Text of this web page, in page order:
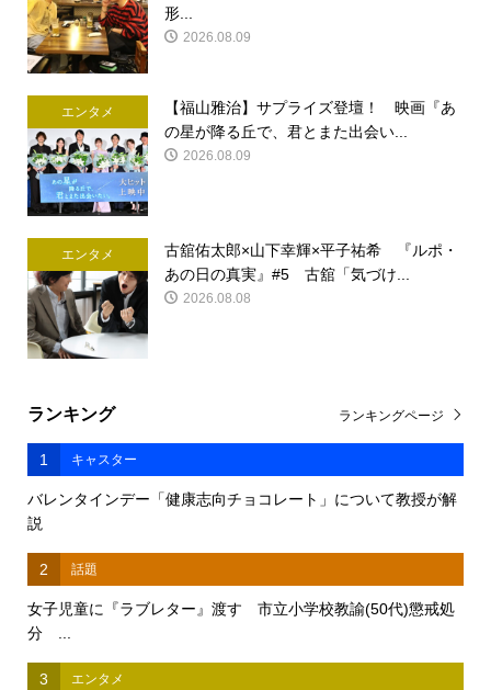
形...
2026.08.09
エンタメ
【福山雅治】サプライズ登壇！ 映画『あ
の星が降る丘で、君とまた出会い...
2026.08.09
エンタメ
古舘佑太郎×山下幸輝×平子祐希 『ルポ・
あの日の真実』#5 古舘「気づけ...
2026.08.08
ランキング
1 キャスター
バレンタインデー「健康志向チョコレート」について教授が解
説
2 話題
女子児童に『ラブレター』渡す 市立小学校教諭(50代)懲戒処
分 ...
3 エンタメ
ランキングページ